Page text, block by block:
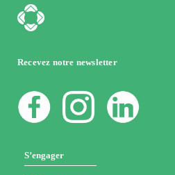
Recevez notre newsletter
S’engager